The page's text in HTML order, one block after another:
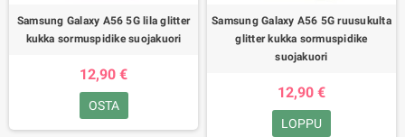
Samsung Galaxy A56 5G lila glitter
kukka sormuspidike suojakuori
12,90 €
OSTA
Samsung Galaxy A56 5G ruusukulta
glitter kukka sormuspidike
suojakuori
12,90 €
LOPPU